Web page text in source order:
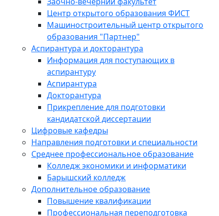
Центр открытого образования ФИСТ
Машиностроительный центр открытого
образования "Партнер"
Аспирантура и докторантура
Информация для поступающих в
аспирантуру
Аспирантура
Докторантура
Прикрепление для подготовки
кандидатской диссертации
Цифровые кафедры
Направления подготовки и специальности
Среднее профессиональное образование
Колледж экономики и информатики
Барышский колледж
Дополнительное образование
Повышение квалификации
Профессиональная переподготовка